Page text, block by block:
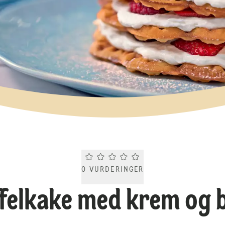
Current rating 0.0. Click to rate.
0 VURDERINGER
med krem og